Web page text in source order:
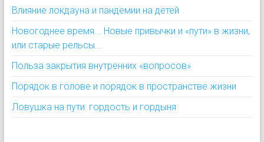
Влияние локдауна и пандемии на детей
Новогоднее время... Новые привычки и «пути» в жизни,
или старые рельсы...
Польза закрытия внутренних «вопросов»
Порядок в голове и порядок в пространстве жизни
Ловушка на пути: гордость и гордыня